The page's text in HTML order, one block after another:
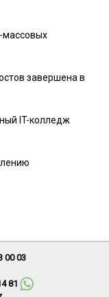
массовых
завершена в
IT-колледж
00 03
81